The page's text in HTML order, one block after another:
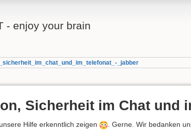
- enjoy your brain
_jabber
Sicherheit im Chat und
Hilfe erkenntlich zeigen . Gerne. Wir bedanken